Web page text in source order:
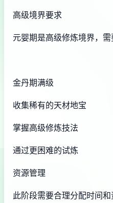
高级境界要求
元婴期是高级修炼境界，需
金丹期满级
收集稀有的天材地宝
掌握高级修炼技法
通过更困难的试炼
资源管理
此阶段需要合理分配时间和